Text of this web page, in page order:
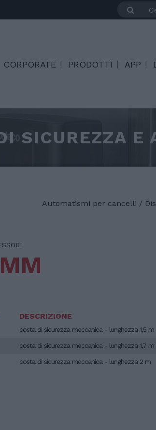
CORPORATE PRODOTTI APP
SICUREZZA E
Automatismi per cancelli /
DESCRIZIONE
costa di sicurezza meccanica - lunghezza 1,5 m
costa di sicurezza meccanica - lunghezza 1,7 m
costa di sicurezza meccanica - lunghezza 2 m